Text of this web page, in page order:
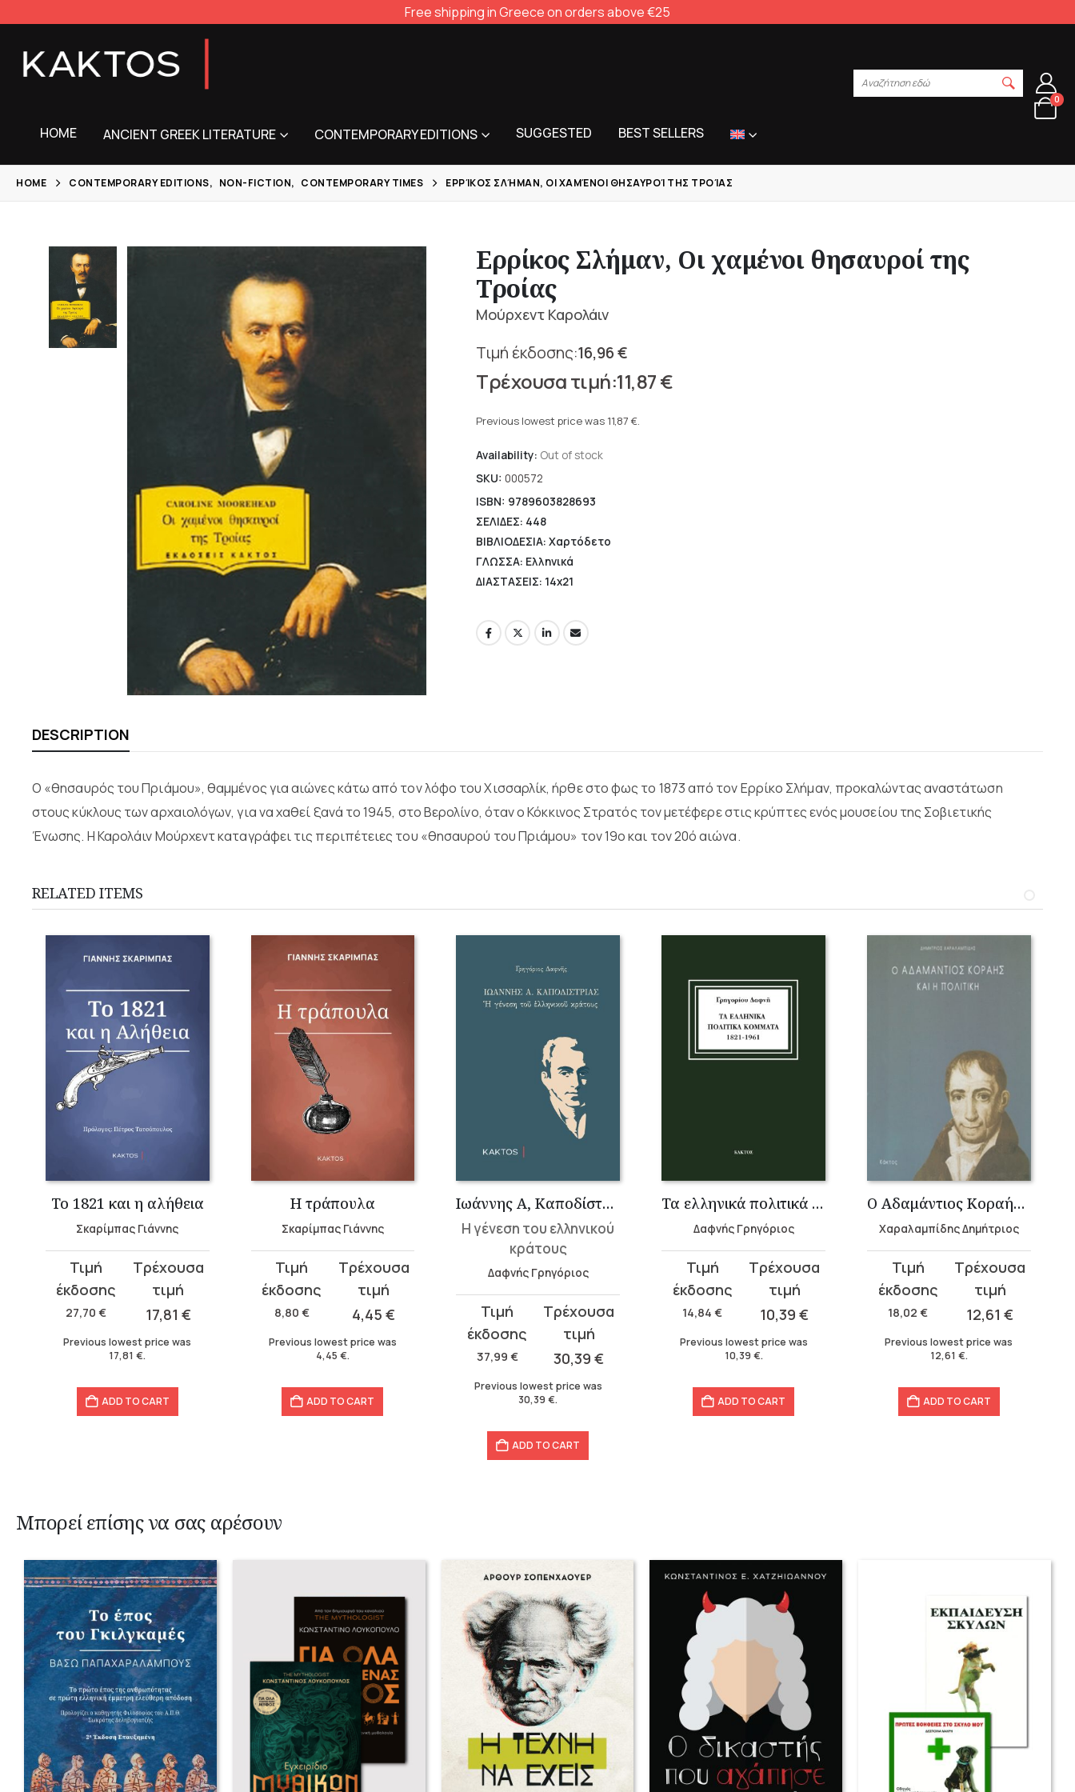
Free shipping in Greece on orders above €25
HOME ANCIENT GREEK LITERATURE CONTEMPORARY EDITIONS SUGGESTED BEST SELLERS
Αναζήτηση εδώ
0
HOME CONTEMPORARY EDITIONS, NON-FICTION, CONTEMPORARY TIMES ΕΡΡΊΚΟΣ ΣΛΉΜΑΝ, ΟΙ ΧΑΜΈΝΟΙ ΘΗΣΑΥΡΟΊ ΤΗΣ ΤΡΟΊΑΣ
Ερρίκος Σλήμαν, Οι χαμένοι θησαυροί της
Τροίας
Μούρχεντ Καρολάιν
16,96€
Original
price
was:
16,96 €.
11,87€
price
11,87 €.
Previous lowest price was 11,87 €.
Availability: Out of stock
SKU: 000572
ISBN: 9789603828693
ΣΕΛΙΔΕΣ: 448
ΒΙΒΛΙΟΔΕΣΙΑ: Χαρτόδετο
ΓΛΩΣΣΑ: Ελληνικά
ΔΙΑΣΤΑΣΕΙΣ: 14x21
DESCRIPTION
Ο «θησαυρός του Πριάμου», θαμμένος για αιώνες κάτω από τον λόφο του Χισσαρλίκ, ήρθε στο φως το 1873 από τον Ερρίκο Σλήμαν, προκαλώντας αναστάτωση
στους κύκλους των αρχαιολόγων, για να χαθεί ξανά το 1945, στο Βερολίνο, όταν ο Κόκκινος Στρατός τον μετέφερε στις κρύπτες ενός μουσείου της Σοβιετικής
Ένωσης. Η Καρολάιν Μούρχεντ καταγράφει τις περιπέτειες του «θησαυρού του Πριάμου» τον 19ο και τον 20ό αιώνα.
RELATED ITEMS
Το 1821 και η αλήθεια
Σκαρίμπας Γιάννης
27,70€
Original
price
was:
27,70 €.
17,81 €
Current
price
17,81 €.
Previous lowest price was
17,81€.
ADD TO CART
Η τράπουλα
Σκαρίμπας Γιάννης
8,80 €
Original
price
was:
8,80 €.
4,45€
Current
price
4,45 €.
Previous lowest price was
4,45 €.
ADD TO CART
Ιωάννης Α, Καποδίστριας
Η γένεση του ελληνικού
κράτους
Δαφνής Γρηγόριος
37,99 €
Original
price
was:
37,99 €.
30,39€
Current
price
30,39 €.
Previous lowest price was
30,39€.
ADD TO CART
Τα ελληνικά πολιτικά κόμματα 1821-1961
Δαφνής Γρηγόριος
14,84€
Original
price
was:
14,84 €.
10,39€
Current
price
10,39 €.
Previous lowest price was
10,39 €.
ADD TO CART
Ο Αδαμάντιος Κοραής και η πολιτική
Χαραλαμπίδης Δημήτριος
18,02€
Original
price
was:
18,02 €.
12,61€
Current
price
12,61 €.
Previous lowest price was
12,61 €.
ADD TO CART
Μπορεί επίσης να σας αρέσουν